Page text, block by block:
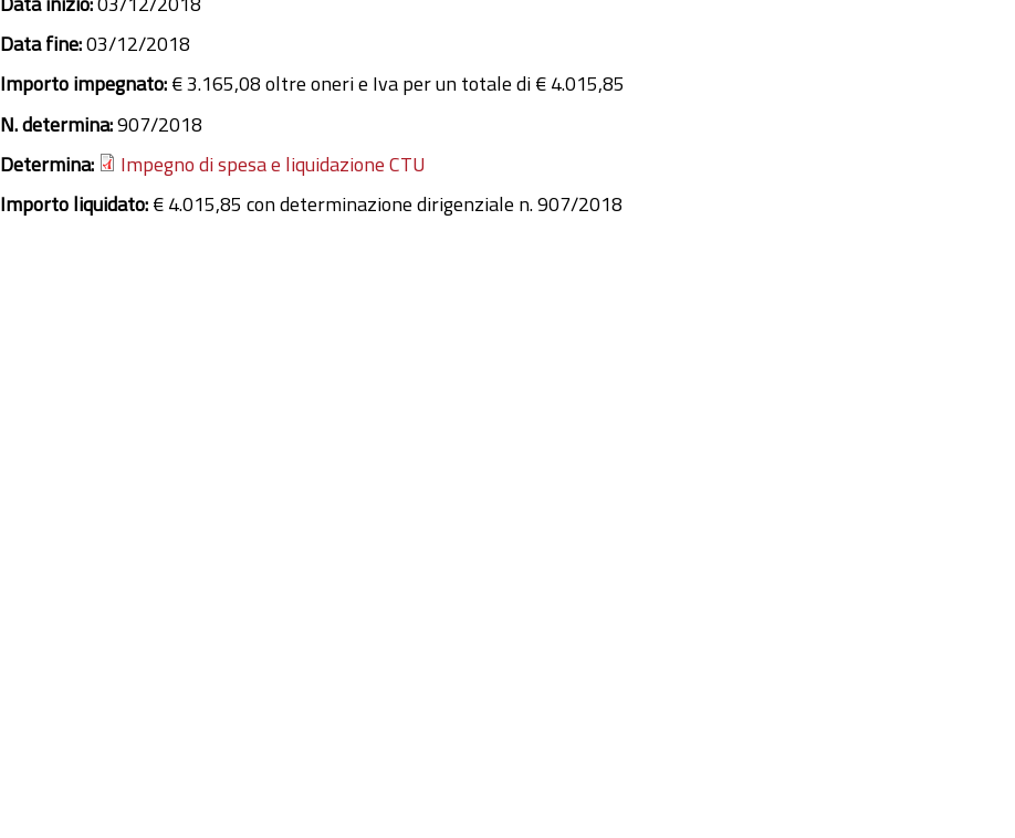
Data fine:03/12/2018
Importo impegnato:€ 3.165,08 oltre oneri e Iva per un totale di € 4.015,85
N. determina:907/2018
Determina:
Impegno di spesa e liquidazione CTU
Importo liquidato:€ 4.015,85 con determinazione dirigenziale n. 907/2018